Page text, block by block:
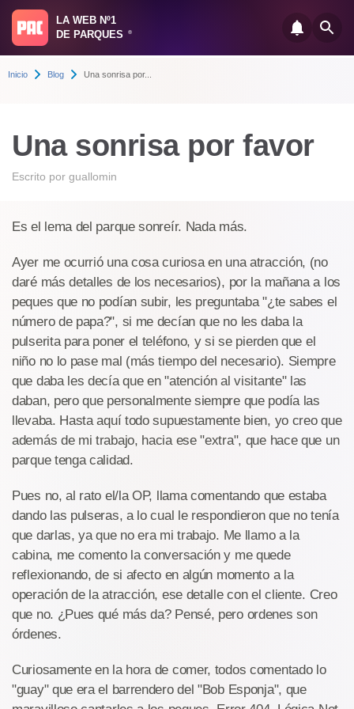
LA WEB Nº1
DE PARQUES
®
Inicio Blog Una sonrisa por...
Una sonrisa por favor
Escrito por guallomin
Es el lema del parque sonreír. Nada más.
Ayer me ocurrió una cosa curiosa en una atracción, (no
daré más detalles de los necesarios), por la mañana a los
peques que no podían subir, les preguntaba "¿te sabes el
número de papa?", si me decían que no les daba la
pulserita para poner el teléfono, y si se pierden que el
niño no lo pase mal (más tiempo del necesario). Siempre
que daba les decía que en "atención al visitante" las
daban, pero que personalmente siempre que podía las
llevaba. Hasta aquí todo supuestamente bien, yo creo que
además de mi trabajo, hacia ese "extra", que hace que un
parque tenga calidad.
Pues no, al rato el/la OP, llama comentando que estaba
dando las pulseras, a lo cual le respondieron que no tenía
que darlas, ya que no era mi trabajo. Me llamo a la
cabina, me comento la conversación y me quede
reflexionando, de si afecto en algún momento a la
operación de la atracción, ese detalle con el cliente. Creo
que no. ¿Pues qué más da? Pensé, pero ordenes son
órdenes.
Curiosamente en la hora de comer, todos comentado lo
"guay" que era el barrendero del "Bob Esponja", que